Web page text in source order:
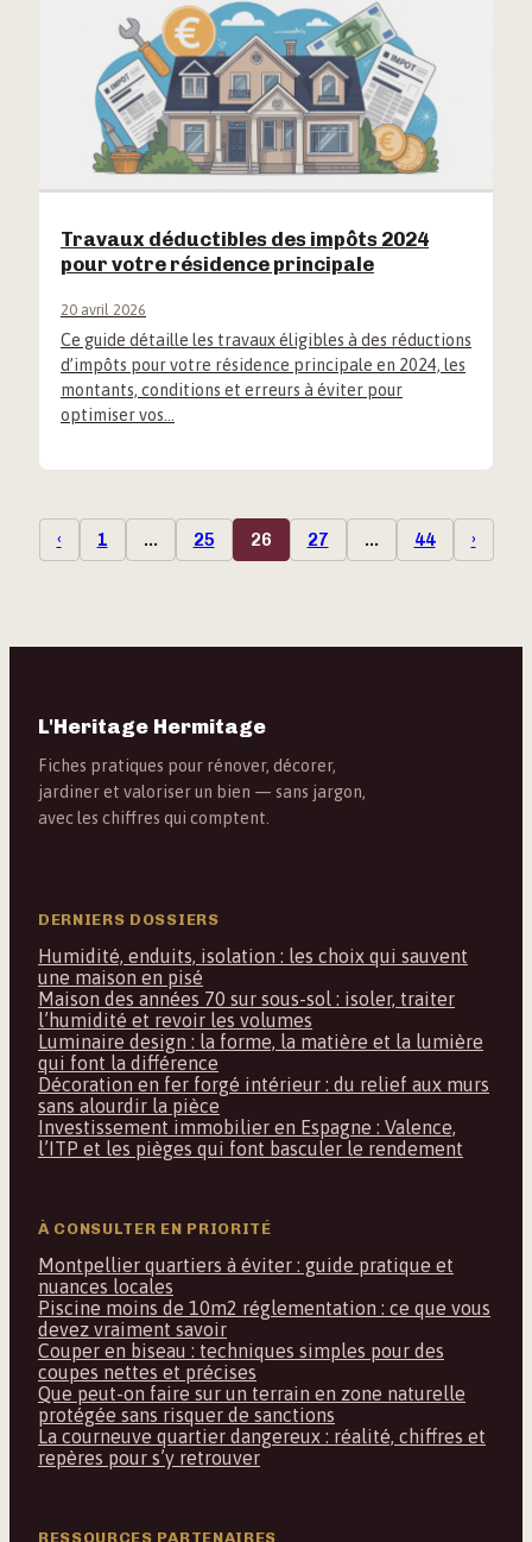
Travaux déductibles des impôts 2024
pour votre résidence principale
20 avril 2026
Ce guide détaille les travaux éligibles à des réductions
d’impôts pour votre résidence principale en 2024, les
montants, conditions et erreurs à éviter pour
optimiser vos…
‹ 1 … 25 26 27 … 44 ›
L'Heritage Hermitage
Fiches pratiques pour rénover, décorer,
jardiner et valoriser un bien — sans jargon,
avec les chiffres qui comptent.
DERNIERS DOSSIERS
Humidité, enduits, isolation : les choix qui sauvent
une maison en pisé
Maison des années 70 sur sous-sol : isoler, traiter
l’humidité et revoir les volumes
Luminaire design : la forme, la matière et la lumière
qui font la différence
Décoration en fer forgé intérieur : du relief aux murs
sans alourdir la pièce
Investissement immobilier en Espagne : Valence,
l’ITP et les pièges qui font basculer le rendement
À CONSULTER EN PRIORITÉ
Montpellier quartiers à éviter : guide pratique et
nuances locales
Piscine moins de 10m2 réglementation : ce que vous
devez vraiment savoir
Couper en biseau : techniques simples pour des
coupes nettes et précises
Que peut-on faire sur un terrain en zone naturelle
protégée sans risquer de sanctions
La courneuve quartier dangereux : réalité, chiffres et
repères pour s’y retrouver
RESSOURCES PARTENAIRES